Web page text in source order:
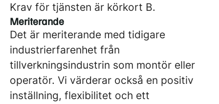
Krav för tjänsten är körkort B.
Meriterande
Det är meriterande med tidigare
industrierfarenhet från
tillverkningsindustrin som montör eller
operatör. Vi värderar också en positiv
inställning, flexibilitet och ett